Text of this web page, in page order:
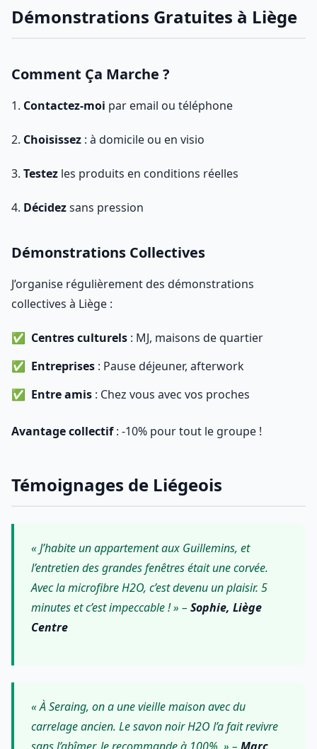
Démonstrations Gratuites à Liège
Comment Ça Marche ?
1. Contactez-moi par email ou téléphone
2. Choisissez : à domicile ou en visio
3. Testez les produits en conditions réelles
4. Décidezsans pression
Démonstrations Collectives
J’organise régulièrement des démonstrations
collectives à Liège :
Centres culturels : MJ, maisons de quartier
Entreprises : Pause déjeuner, afterwork
Entre amis : Chez vous avec vos proches
Avantage collectif: -10% pour tout le groupe !
Témoignages de Liégeois
« J’habite un appartement aux Guillemins, et
l’entretien des grandes fenêtres était une corvée.
Avec la microfibre H2O, c’est devenu un plaisir. 5
minutes et c’est impeccable ! » – Sophie, Liège
Centre
« À Seraing, on a une vieille maison avec du
carrelage ancien. Le savon noir H2O l’a fait revivre